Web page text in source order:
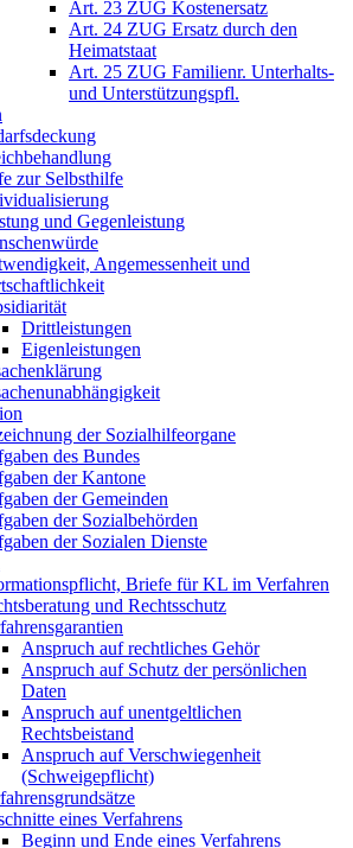
Art. 23 ZUG Kostenersatz
Art. 24 ZUG Ersatz durch den
Heimatstaat
Art. 25 ZUG Familienr. Unterhalts-
und Unterstützungspfl.
zur Selbsthilfe
und Gegenleistung
Angemessenheit und
Drittleistungen
Eigenleistungen
der Sozialhilfeorgane
des Bundes
der Kantone
der Gemeinden
der Sozialbehörden
der Sozialen Dienste
Briefe für KL im Verfahren
und Rechtsschutz
Anspruch auf rechtliches Gehör
Anspruch auf Schutz der persönlichen
Daten
Anspruch auf unentgeltlichen
Rechtsbeistand
Anspruch auf Verschwiegenheit
(Schweigepflicht)
eines Verfahrens
Beginn und Ende eines Verfahrens